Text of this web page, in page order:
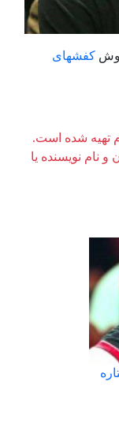
کفشهای
تهیه شده است.
و نام نویسنده یا